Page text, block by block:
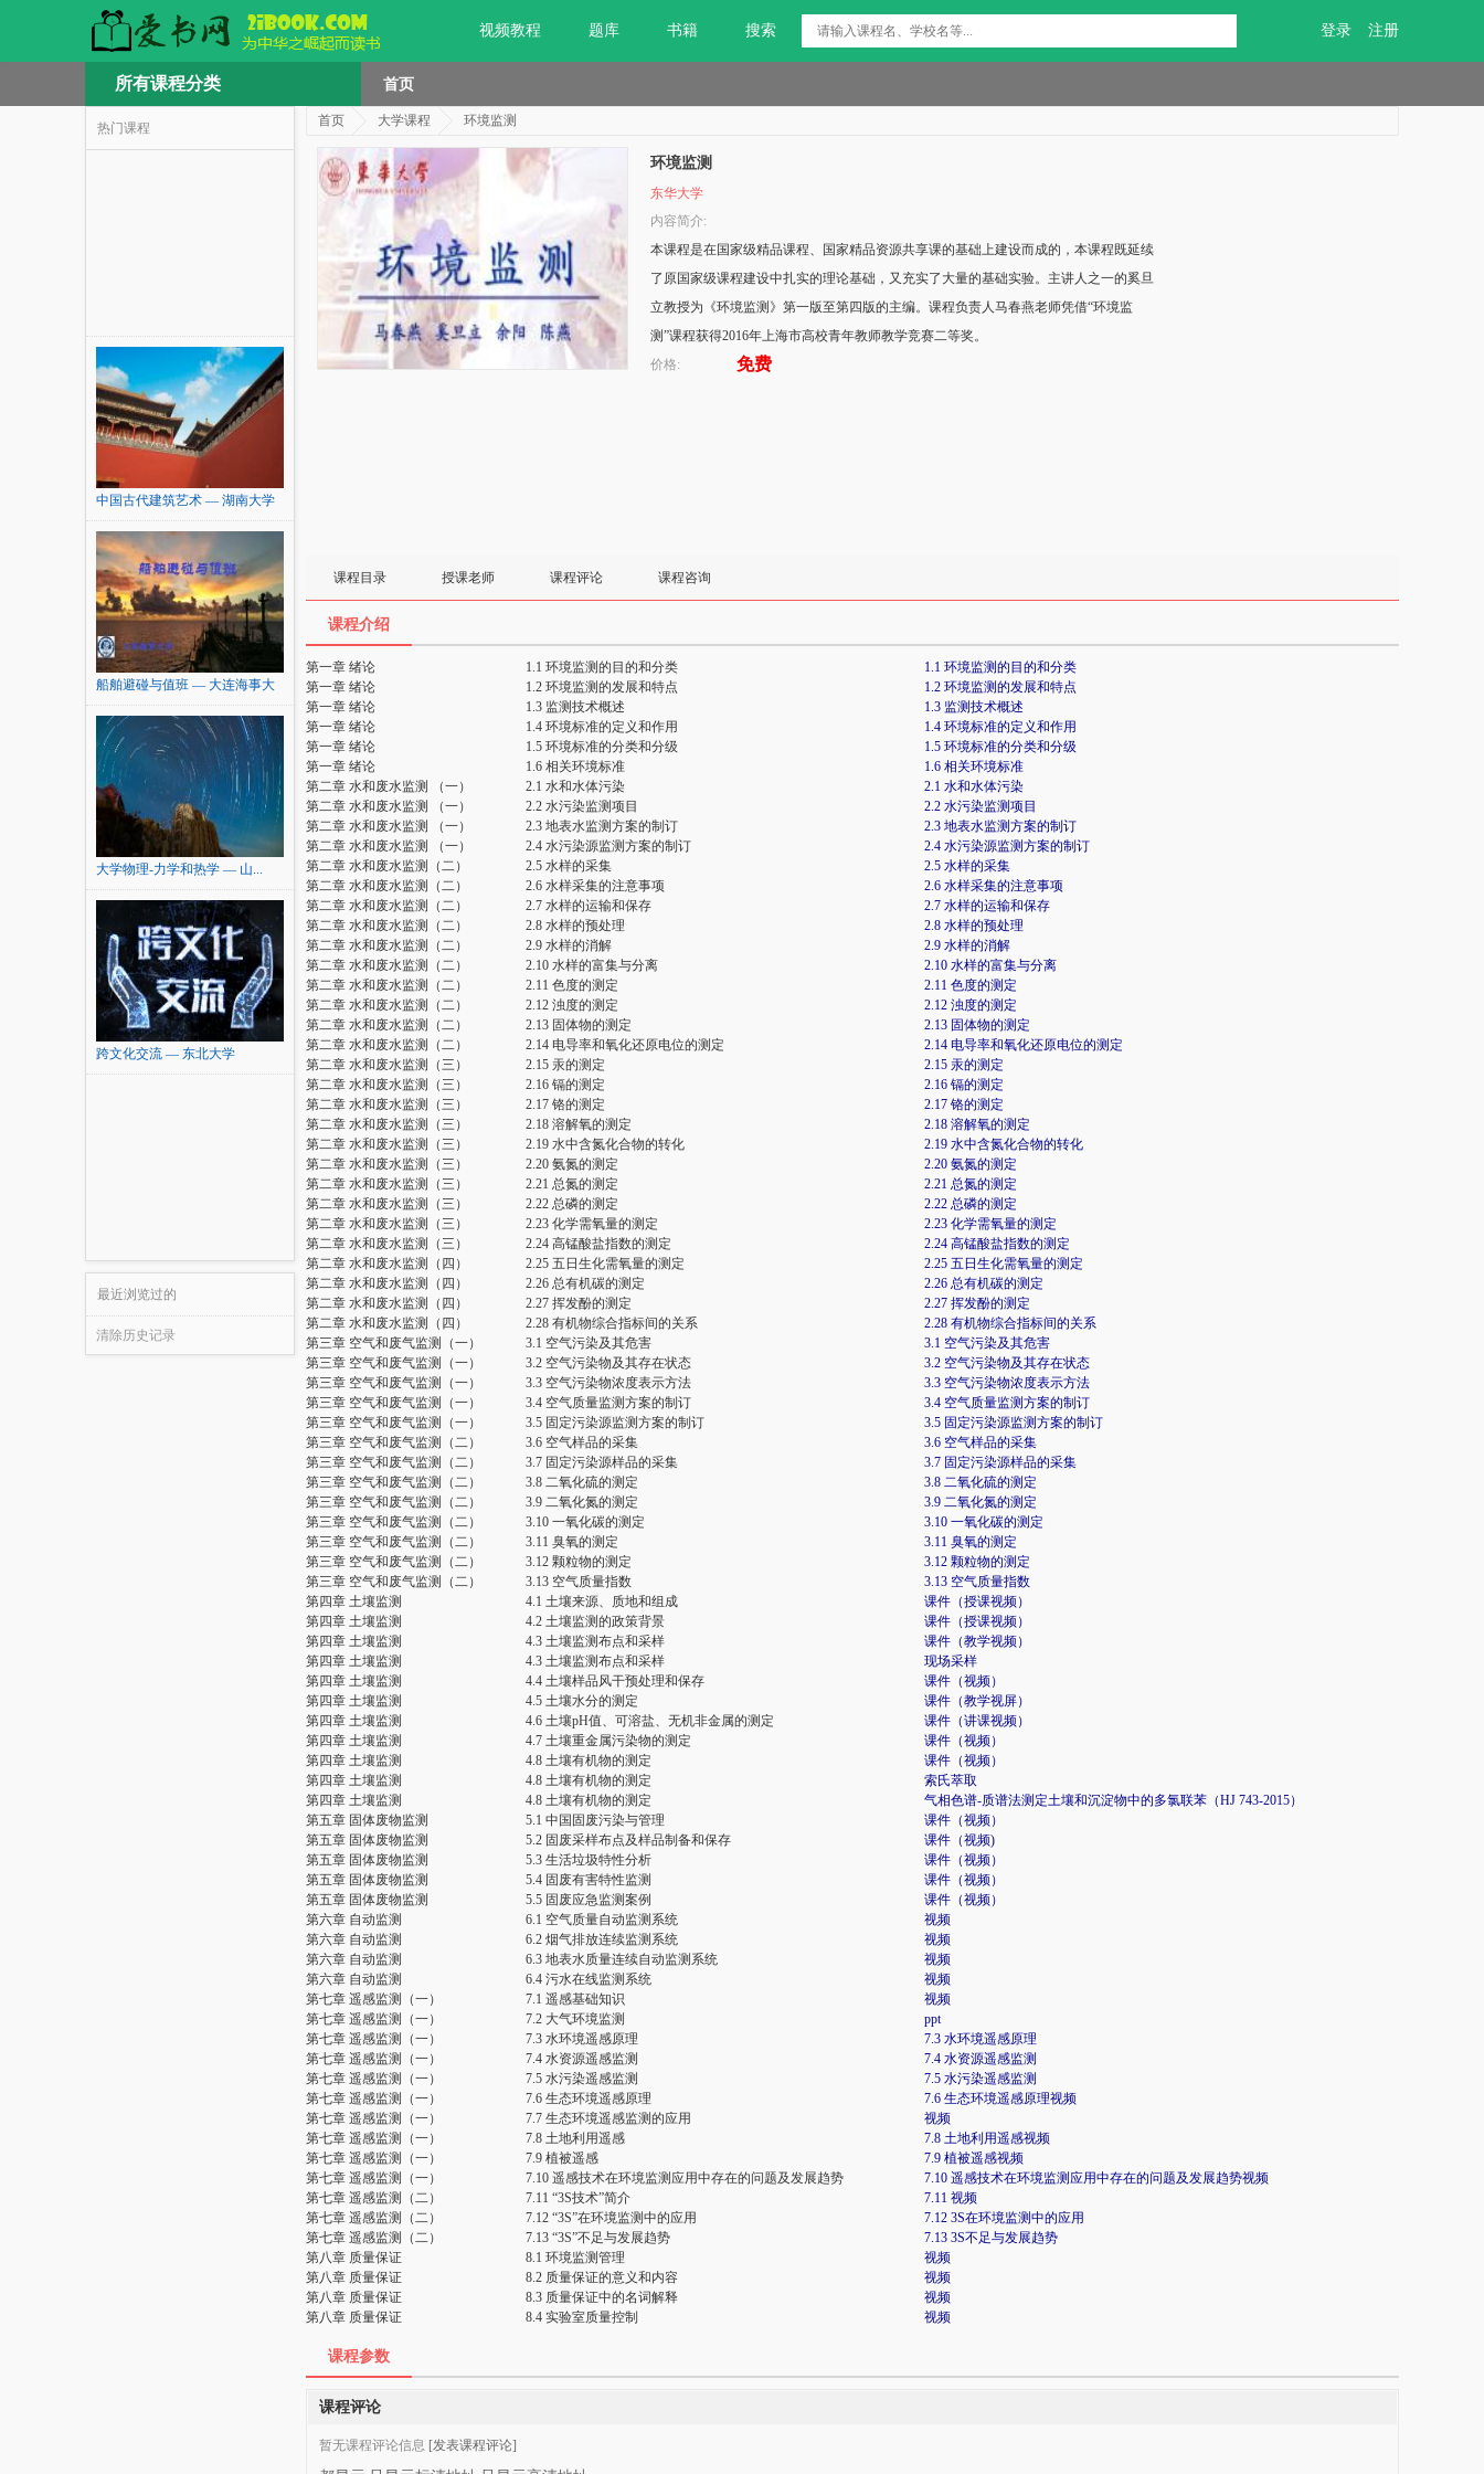
视频教程 题库 书籍 搜索 登录 注册
所有课程分类 首页
热门课程
中国古代建筑艺术 — 湖南大学
船舶避碰与值班 — 大连海事大
学
大学物理-力学和热学 — 山...
跨文化交流 — 东北大学
最近浏览过的
清除历史记录
首页 大学课程 环境监测
环境监测
东华大学
内容简介:
本课程是在国家级精品课程、国家精品资源共享课的基础上建设而成的，本课程既延续
了原国家级课程建设中扎实的理论基础，又充实了大量的基础实验。主讲人之一的奚旦
立教授为《环境监测》第一版至第四版的主编。课程负责人马春燕老师凭借“环境监
测”课程获得2016年上海市高校青年教师教学竞赛二等奖。
价格:
免费
课程目录 授课老师 课程评论 课程咨询
课程介绍
第一章 绪论 1.1 环境监测的目的和分类
1.1 环境监测的目的和分类
第一章 绪论
1.2 环境监测的发展和特点
1.2 环境监测的发展和特点
第一章 绪论
1.3 监测技术概述
1.3 监测技术概述
第一章 绪论
1.4 环境标准的定义和作用
1.4 环境标准的定义和作用
第一章 绪论
1.5 环境标准的分类和分级
1.5 环境标准的分类和分级
第一章 绪论
1.6 相关环境标准
1.6 相关环境标准
第二章 水和废水监测 （一）
2.1 水和水体污染
2.1 水和水体污染
第二章 水和废水监测 （一）
2.2 水污染监测项目
2.2 水污染监测项目
第二章 水和废水监测 （一）
2.3 地表水监测方案的制订
2.3 地表水监测方案的制订
第二章 水和废水监测 （一）
2.4 水污染源监测方案的制订
2.4 水污染源监测方案的制订
第二章 水和废水监测（二）
2.5 水样的采集
2.5 水样的采集
第二章 水和废水监测（二）
2.6 水样采集的注意事项
2.6 水样采集的注意事项
第二章 水和废水监测（二）
2.7 水样的运输和保存
2.7 水样的运输和保存
第二章 水和废水监测（二）
2.8 水样的预处理
2.8 水样的预处理
第二章 水和废水监测（二）
2.9 水样的消解
2.9 水样的消解
第二章 水和废水监测（二）
2.10 水样的富集与分离
2.10 水样的富集与分离
第二章 水和废水监测（二）
2.11 色度的测定
2.11 色度的测定
第二章 水和废水监测（二）
2.12 浊度的测定
2.12 浊度的测定
第二章 水和废水监测（二）
2.13 固体物的测定
2.13 固体物的测定
第二章 水和废水监测（二）
2.14 电导率和氧化还原电位的测定
2.14 电导率和氧化还原电位的测定
第二章 水和废水监测（三）
2.15 汞的测定
2.15 汞的测定
第二章 水和废水监测（三）
2.16 镉的测定
2.16 镉的测定
第二章 水和废水监测（三）
2.17 铬的测定
2.17 铬的测定
第二章 水和废水监测（三）
2.18 溶解氧的测定
2.18 溶解氧的测定
第二章 水和废水监测（三）
2.19 水中含氮化合物的转化
2.19 水中含氮化合物的转化
第二章 水和废水监测（三）
2.20 氨氮的测定
2.20 氨氮的测定
第二章 水和废水监测（三）
2.21 总氮的测定
2.21 总氮的测定
第二章 水和废水监测（三）
2.22 总磷的测定
2.22 总磷的测定
第二章 水和废水监测（三）
2.23 化学需氧量的测定
2.23 化学需氧量的测定
第二章 水和废水监测（三）
2.24 高锰酸盐指数的测定
2.24 高锰酸盐指数的测定
第二章 水和废水监测（四）
2.25 五日生化需氧量的测定
2.25 五日生化需氧量的测定
第二章 水和废水监测（四）
2.26 总有机碳的测定
2.26 总有机碳的测定
第二章 水和废水监测（四）
2.27 挥发酚的测定
2.27 挥发酚的测定
第二章 水和废水监测（四）
2.28 有机物综合指标间的关系
2.28 有机物综合指标间的关系
第三章 空气和废气监测（一）
3.1 空气污染及其危害
3.1 空气污染及其危害
第三章 空气和废气监测（一）
3.2 空气污染物及其存在状态
3.2 空气污染物及其存在状态
第三章 空气和废气监测（一）
3.3 空气污染物浓度表示方法
3.3 空气污染物浓度表示方法
第三章 空气和废气监测（一）
3.4 空气质量监测方案的制订
3.4 空气质量监测方案的制订
第三章 空气和废气监测（一）
3.5 固定污染源监测方案的制订
3.5 固定污染源监测方案的制订
第三章 空气和废气监测（二）
3.6 空气样品的采集
3.6 空气样品的采集
第三章 空气和废气监测（二）
3.7 固定污染源样品的采集
3.7 固定污染源样品的采集
第三章 空气和废气监测（二）
3.8 二氧化硫的测定
3.8 二氧化硫的测定
第三章 空气和废气监测（二）
3.9 二氧化氮的测定
3.9 二氧化氮的测定
第三章 空气和废气监测（二）
3.10 一氧化碳的测定
3.10 一氧化碳的测定
第三章 空气和废气监测（二）
3.11 臭氧的测定
3.11 臭氧的测定
第三章 空气和废气监测（二）
3.12 颗粒物的测定
3.12 颗粒物的测定
第三章 空气和废气监测（二）
3.13 空气质量指数
3.13 空气质量指数
第四章 土壤监测
4.1 土壤来源、质地和组成
课件（授课视频）
第四章 土壤监测
4.2 土壤监测的政策背景
课件（授课视频）
第四章 土壤监测
4.3 土壤监测布点和采样
课件（教学视频）
第四章 土壤监测
4.3 土壤监测布点和采样
现场采样
第四章 土壤监测
4.4 土壤样品风干预处理和保存
课件（视频）
第四章 土壤监测
4.5 土壤水分的测定
课件（教学视屏）
第四章 土壤监测
4.6 土壤pH值、可溶盐、无机非金属的测定
课件（讲课视频）
第四章 土壤监测
4.7 土壤重金属污染物的测定
课件（视频）
第四章 土壤监测
4.8 土壤有机物的测定
课件（视频）
第四章 土壤监测
4.8 土壤有机物的测定
索氏萃取
第四章 土壤监测
4.8 土壤有机物的测定
气相色谱-质谱法测定土壤和沉淀物中的多氯联苯（HJ 743-2015）
第五章 固体废物监测
5.1 中国固废污染与管理
课件（视频）
第五章 固体废物监测
5.2 固废采样布点及样品制备和保存
课件（视频)
第五章 固体废物监测
5.3 生活垃圾特性分析
课件（视频）
第五章 固体废物监测
5.4 固废有害特性监测
课件（视频）
第五章 固体废物监测
5.5 固废应急监测案例
课件（视频）
第六章 自动监测
6.1 空气质量自动监测系统
视频
第六章 自动监测
6.2 烟气排放连续监测系统
视频
第六章 自动监测
6.3 地表水质量连续自动监测系统
视频
第六章 自动监测
6.4 污水在线监测系统
视频
第七章 遥感监测（一）
7.1 遥感基础知识
视频
第七章 遥感监测（一）
7.2 大气环境监测
ppt
第七章 遥感监测（一）
7.3 水环境遥感原理
7.3 水环境遥感原理
第七章 遥感监测（一）
7.4 水资源遥感监测
7.4 水资源遥感监测
第七章 遥感监测（一）
7.5 水污染遥感监测
7.5 水污染遥感监测
第七章 遥感监测（一）
7.6 生态环境遥感原理
7.6 生态环境遥感原理视频
第七章 遥感监测（一）
7.7 生态环境遥感监测的应用
视频
第七章 遥感监测（一）
7.8 土地利用遥感
7.8 土地利用遥感视频
第七章 遥感监测（一）
7.9 植被遥感
7.9 植被遥感视频
第七章 遥感监测（一）
7.10 遥感技术在环境监测应用中存在的问题及发展趋势
7.10 遥感技术在环境监测应用中存在的问题及发展趋势视频
第七章 遥感监测（二）
7.11 “3S技术”简介
7.11 视频
第七章 遥感监测（二）
7.12 “3S”在环境监测中的应用
7.12 3S在环境监测中的应用
第七章 遥感监测（二）
7.13 “3S”不足与发展趋势
7.13 3S不足与发展趋势
第八章 质量保证
8.1 环境监测管理
视频
第八章 质量保证
8.2 质量保证的意义和内容
视频
第八章 质量保证
8.3 质量保证中的名词解释
视频
第八章 质量保证
8.4 实验室质量控制 视频
课程参数
课程评论
暂无课程评论信息 [发表课程评论]